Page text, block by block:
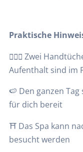
Praktische
🧖🏽‍♀️ Zwei
Aufenthalt sind im
🍉 Den ganzen
für dich bereit
⛩️ Das Spa kann
besucht werden